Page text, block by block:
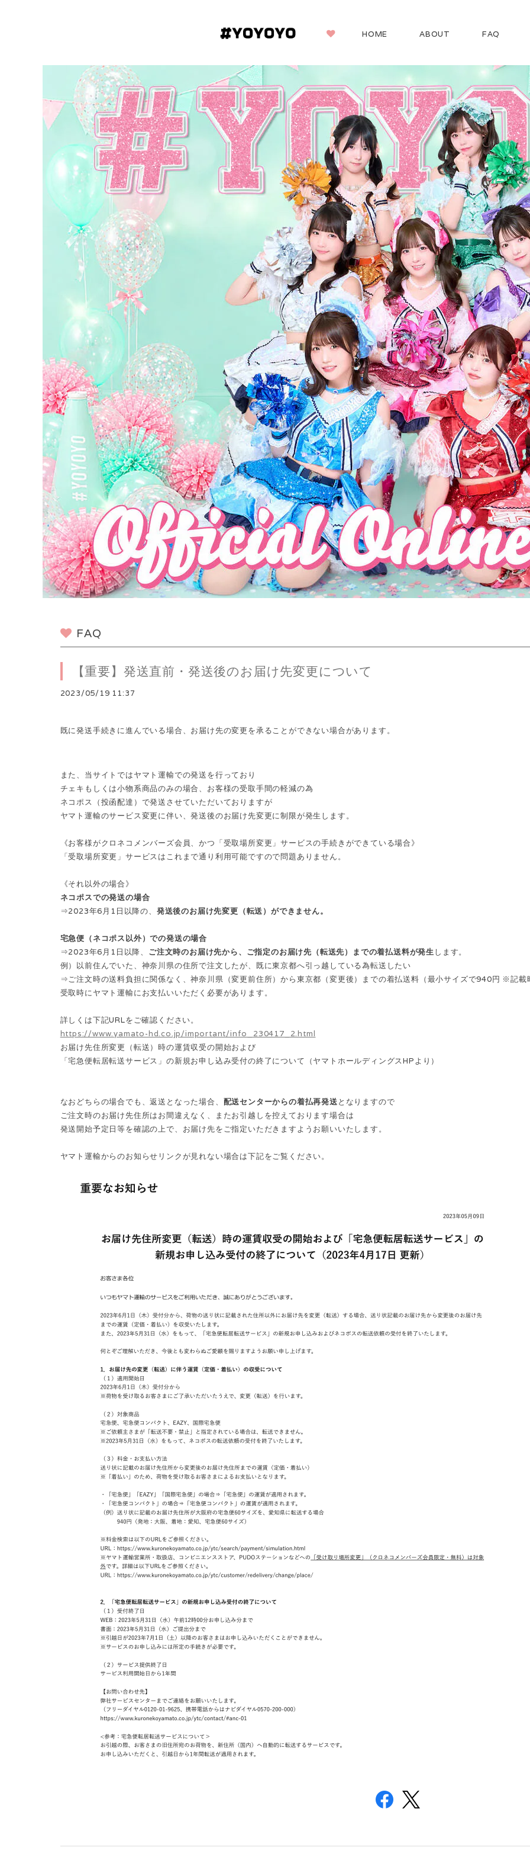
HOME ABOUT FAQ
FAQ
【重要】発送直前・発送後のお届け先変更について
2023/05/19 11:37
既に発送手続きに進んでいる場合、お届け先の変更を承ることができない場合があります。
また、当サイトではヤマト運輸での発送を行っており
チェキもしくは小物系商品のみの場合、お客様の受取手間の軽減の為
ネコポス（投函配達）で発送させていただいておりますが
ヤマト運輸のサービス変更に伴い、発送後のお届け先変更に制限が発生します。
《お客様がクロネコメンバーズ会員、かつ「受取場所変更」サービスの手続きができている場合》
「受取場所変更」サービスはこれまで通り利用可能ですので問題ありません。
《それ以外の場合》
ネコポスでの発送の場合
⇒2023年6月1日以降の、 発送後のお届け先変更（転送）ができません。
宅急便（ネコポス以外）での発送の場合
⇒2023年6月1日以降、 ご注文時のお届け先から、ご指定のお届け先（転送先）までの着払送料が発生します。
例）以前住んでいた、神奈川県の住所で注文したが、既に東京都へ引っ越している為転送したい
⇒ご注文時の送料負担に関係なく、神奈川県（変更前住所）から東京都（変更後）までの着払送料（最小サイズで940円 ※記載
受取時にヤマト運輸にお支払いいただく必要があります。
詳しくは下記URLをご確認ください。
https://www.yamato-hd.co.jp/important/info_230417_2.html
お届け先住所変更（転送）時の運賃収受の開始および
「宅急便転居転送サービス」の新規お申し込み受付の終了について（ヤマトホールディングスHPより）
なおどちらの場合でも、返送となった場合、 配送センターからの着払再発送となりますので
ご注文時のお届け先住所はお間違えなく、またお引越しを控えております場合は
発送開始予定日等を確認の上で、お届け先をご指定いただきますようお願いいたします。
ヤマト運輸からのお知らせリンクが見れない場合は下記をご覧ください。